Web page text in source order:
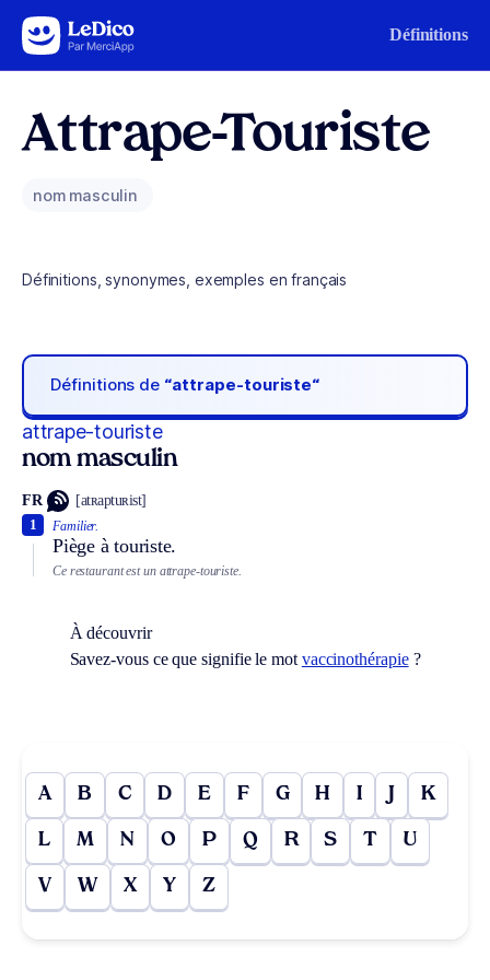
Aller au contenu Définitions
Attrape-Touriste
nom masculin
Définitions, synonymes, exemples en français
Définitions de “attrape-touriste“
attrape-touriste
nom masculin
FR [atʀaptuʀist]
Familier.
Piège à touriste.
1
Ce restaurant est un attrape-touriste.
À découvrir
Savez-vous ce que signifie le mot vaccinothérapie?
A B C D E F G H I J K
L M N O P Q R S T U
V W X Y Z